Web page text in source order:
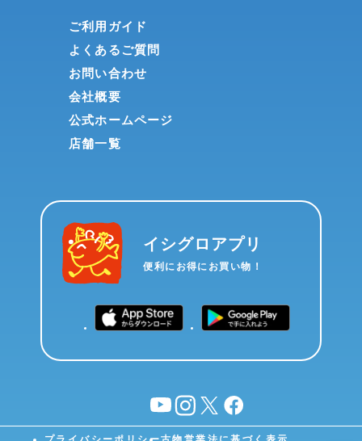
ご利用ガイド
よくあるご質問
お問い合わせ
会社概要
公式ホームページ
店舗一覧
イシグロアプリ
便利にお得にお買い物！
YouTubeinstagram
X facebook